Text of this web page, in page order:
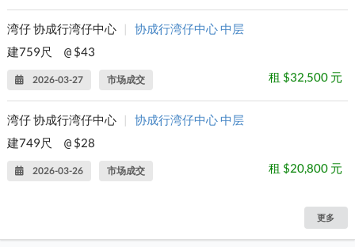
湾仔 协成行湾仔中心 |
协成行湾仔中心 中层
建759尺
@ $43
2026-03-27 市场成交 租 $32,500 元
湾仔 协成行湾仔中心 |
协成行湾仔中心 中层
建749尺
@ $28
2026-03-26 市场成交 租 $20,800 元
更多